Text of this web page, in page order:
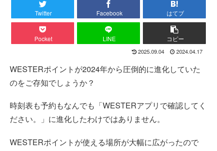
Twitter Facebook はてブ
Pocket LINE コピー
2025.09.04 2024.04.17
WESTERポイントが2024年から圧倒的に進化していた
のをご存知でしょうか？
時刻表も予約もなんでも「WESTERアプリで確認してく
ださい。」に進化したわけではありません。
WESTERポイントが使える場所が大幅に広がったので